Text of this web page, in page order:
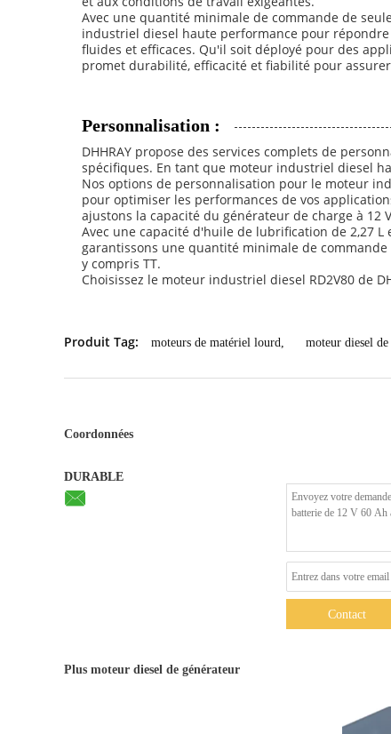
Avec une quantité minimale de commande de
industriel diesel haute performance pour
fluides et efficaces. Qu'il soit déployé pour des
promet durabilité, efficacité et fiabilité pour
Personnalisation :
DHHRAY propose des services complets de
spécifiques. En tant que moteur industriel diesel
Nos options de personnalisation pour le moteur
pour optimiser les performances de vos
ajustons la capacité du générateur de charge à 12
Avec une capacité d'huile de lubrification de 2,27
garantissons une quantité minimale de commande
y compris TT.
Choisissez le moteur industriel diesel RD2V80 de
Produit Tag: moteurs de matériel lourd, moteur diesel
Coordonnées
DURABLE
Contact
Plus moteur diesel de générateur